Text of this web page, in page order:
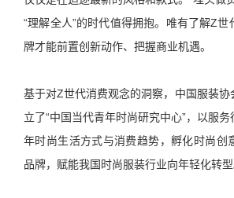
“理解全人”的时代值得拥抱。唯有了解Z世
牌才能前置创新动作、把握商业机遇。
基于对Z世代消费观念的洞察，中国服装协
立了“中国当代青年时尚研究中心”，以服
年时尚生活方式与消费趋势，孵化时尚创
品牌，赋能我国时尚服装行业向年轻化转型